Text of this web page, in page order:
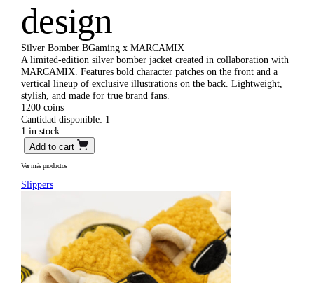
design
Silver Bomber BGaming x MARCAMIX
A limited-edition silver bomber jacket created in collaboration with
MARCAMIX. Features bold character patches on the front and a
vertical lineup of exclusive illustrations on the back. Lightweight,
stylish, and made for true brand fans.
1200 coins
Cantidad disponible: 1
1 in stock
S
l
e
r
Add to cart
Ver más productos
Slippers